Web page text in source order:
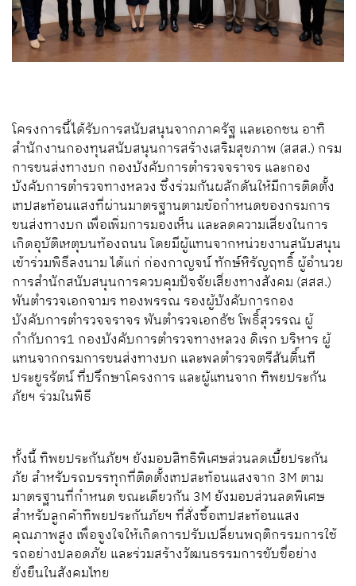
โครงการนี้ได้รับการสนับสนุนจากภาครัฐ และเอกชน อาทิ
สำนักงานกองทุนสนับสนุนการสร้างเสริมสุขภาพ (สสส.) กรม
การขนส่งทางบก กองบังคับการตำรวจจราจร และกอง
บังคับการตำรวจทางหลวง ซึ่งร่วมกันผลักดันให้มีการติดตั้ง
เทปสะท้อนแสงที่ผ่านมาตรฐานตามข้อกำหนดของกรมการ
ขนส่งทางบก เพื่อเพิ่มการมองเห็น และลดความเสี่ยงในการ
เกิดอุบัติเหตุบนท้องถนน โดยมีผู้แทนจากหน่วยงานสนับสนุน
เข้าร่วมพิธีลงนาม ได้แก่ ก่องกาญจน์ ทักษ์หิรัญฤทธิ์ ผู้อำนวย
การสำนักสนับสนุนการควบคุมปัจจัยเสี่ยงทางสังคม (สสส.)
พันตำรวจเอกจามร ทองพรรณ รองผู้บังคับการกอง
บังคับการตำรวจจราจร พันตำรวจเอกธัช โพธิ์สุวรรณ ผู้
กำกับการ1 กองบังคับการตำรวจทางหลวง ดิเรก บริหาร ผู้
แทนจากกรมการขนส่งทางบก และพลตำรวจตรีสันติ์นที
ประยูรรัตน์ ที่ปรึกษาโครงการ และผู้แทนจาก ทิพยประกัน
ภัยฯ ร่วมในพิธี
ทั้งนี้ ทิพยประกันภัยฯ ยังมอบสิทธิพิเศษส่วนลดเบี้ยประกัน
ภัย สำหรับรถบรรทุกที่ติดตั้งเทปสะท้อนแสงจาก 3M ตาม
มาตรฐานที่กำหนด ขณะเดียวกัน 3M ยังมอบส่วนลดพิเศษ
สำหรับลูกค้าทิพยประกันภัยฯ ที่สั่งซื้อเทปสะท้อนแสง
คุณภาพสูง เพื่อจูงใจให้เกิดการปรับเปลี่ยนพฤติกรรมการใช้
รถอย่างปลอดภัย และร่วมสร้างวัฒนธรรมการขับขี่อย่าง
ยั่งยืนในสังคมไทย